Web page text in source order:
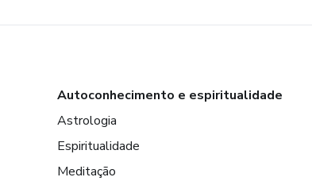
Autoconhecimento e espiritualidade
Astrologia
Espiritualidade
Meditação